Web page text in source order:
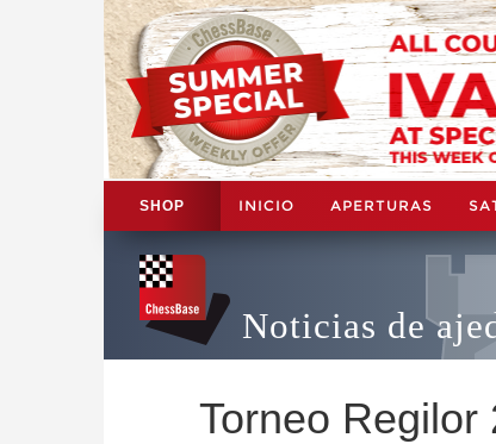
SHOP INICIO APERTURAS
Noticias de
Torneo Regilor